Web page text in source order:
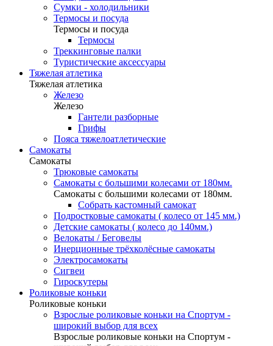
Сумки - холодильники
Термосы и посуда
Термосы и посуда
Термосы
Треккинговые палки
Туристические аксессуары
Тяжелая атлетика
Тяжелая атлетика
Железо
Железо
Гантели разборные
Грифы
Пояса тяжелоатлетические
Самокаты
Самокаты
Трюковые самокаты
Самокаты с большими колесами от 180мм.
Самокаты с большими колесами от 180мм.
Собрать кастомный самокат
Подростковые самокаты ( колесо от 145 мм.)
Детские самокаты ( колесо до 140мм.)
Велокаты / Беговелы
Инерционные трёхколёсные самокаты
Электросамокаты
Сигвеи
Гироскутеры
Роликовые коньки
Роликовые коньки
Взрослые роликовые коньки на Спортум -
широкий выбор для всех
Взрослые роликовые коньки на Спортум -